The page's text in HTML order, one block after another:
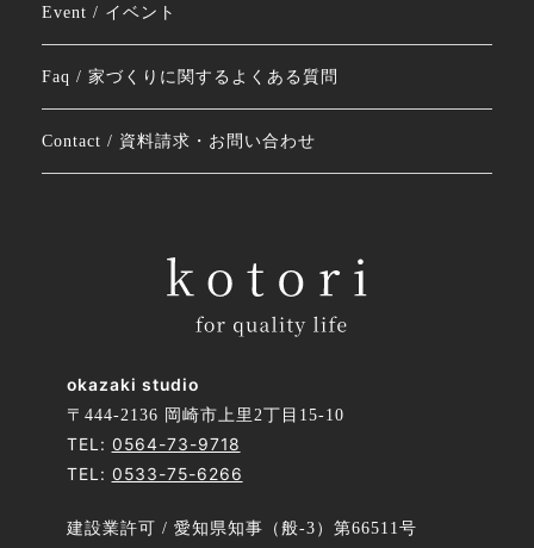
okazaki studio
〒444-2136 岡崎市上里2丁目15-10
TEL: 0564-73-9718
TEL: 0533-75-6266
建設業許可 / 愛知県知事（般-3）第66511号
Event / イベント
Faq / 家づくりに関するよくある質問
Contact / 資料請求・お問い合わせ